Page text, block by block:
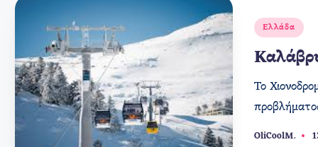
Αναρτήθηκε
Ελλάδα
Το
Συγγραφέας:
OliCoolM.